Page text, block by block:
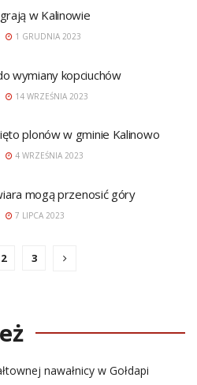
w Kalinowie
1 GRUDNIA 2023
wymiany kopciuchów
14 WRZEŚNIA 2023
plonów w gminie Kalinowo
4 WRZEŚNIA 2023
mogą przenosić góry
7 LIPCA 2023
2 3
nawałnicy w Gołdapi